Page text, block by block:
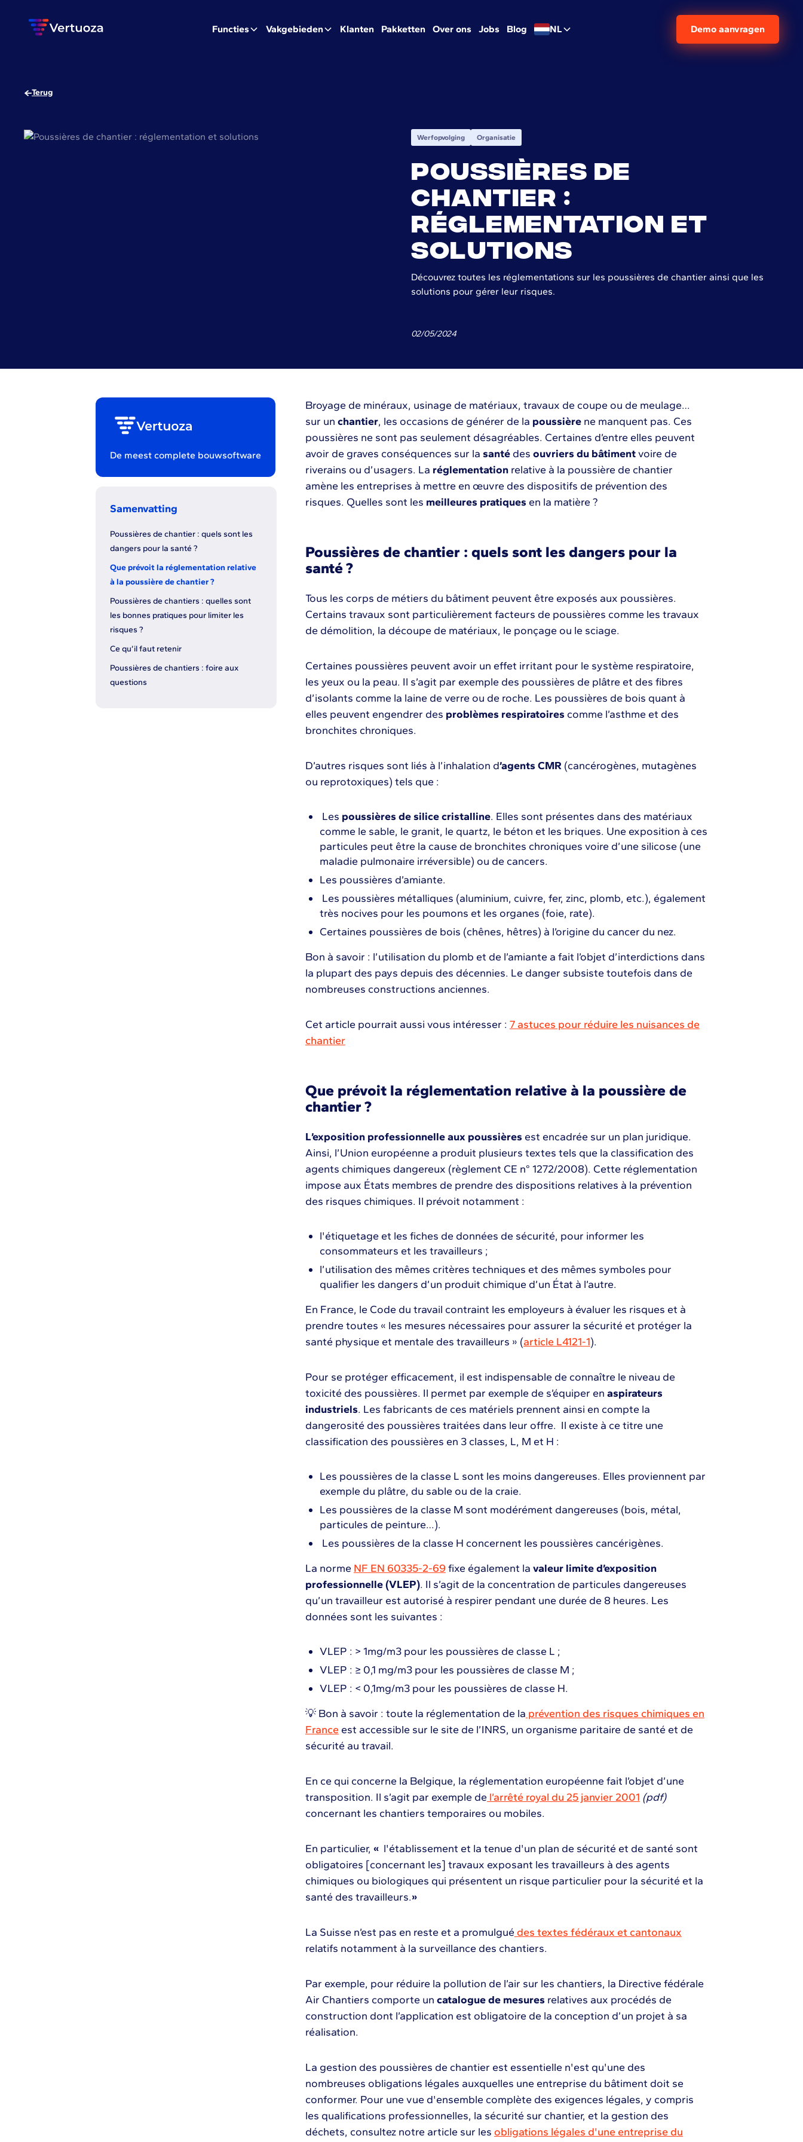
Functies Vakgebieden Klanten Pakketten Over ons Jobs Blog NL Demo aanvragen
Terug
Werfopvolging Organisatie
Poussières de
chantier :
réglementation et
solutions
Découvrez toutes les réglementations sur les poussières de chantier ainsi que les
solutions pour gérer leur risques.
02/05/2024
De meest complete bouwsoftware
Samenvatting
Poussières de chantier : quels sont les
dangers pour la santé ?
Que prévoit la réglementation relative
à la poussière de chantier ?
Poussières de chantiers : quelles sont
les bonnes pratiques pour limiter les
risques ?
Ce qu’il faut retenir
Poussières de chantiers : foire aux
questions
Broyage de minéraux, usinage de matériaux, travaux de coupe ou de meulage…
sur un chantier, les occasions de générer de la poussièrene manquent pas. Ces
poussières ne sont pas seulement désagréables. Certaines d’entre elles peuvent
avoir de graves conséquences sur la santé des ouvriers du bâtimentvoire de
riverains ou d’usagers. La réglementationrelative à la poussière de chantier
amène les entreprises à mettre en œuvre des dispositifs de prévention des
risques. Quelles sont les meilleures pratiques en la matière ?
Poussières de chantier : quels sont les dangers pour la
santé ?
Tous les corps de métiers du bâtiment peuvent être exposés aux poussières.
Certains travaux sont particulièrement facteurs de poussières comme les travaux
de démolition, la découpe de matériaux, le ponçage ou le sciage.
Certaines poussières peuvent avoir un effet irritant pour le système respiratoire,
les yeux ou la peau. Il s’agit par exemple des poussières de plâtre et des fibres
d’isolants comme la laine de verre ou de roche. Les poussières de bois quant à
elles peuvent engendrer des problèmes respiratoires comme l’asthme et des
bronchites chroniques.
D’autres risques sont liés à l’inhalation d’agents CMR(cancérogènes, mutagènes
ou reprotoxiques) tels que :
Les poussières de silice cristalline. Elles sont présentes dans des matériaux
comme le sable, le granit, le quartz, le béton et les briques. Une exposition à ces
particules peut être la cause de bronchites chroniques voire d’une silicose (une
maladie pulmonaire irréversible) ou de cancers.
Les poussières d’amiante.
Les poussières métalliques (aluminium, cuivre, fer, zinc, plomb, etc.), également
très nocives pour les poumons et les organes (foie, rate).
Certaines poussières de bois (chênes, hêtres) à l’origine du cancer du nez.
Bon à savoir : l’utilisation du plomb et de l’amiante a fait l’objet d’interdictions dans
la plupart des pays depuis des décennies. Le danger subsiste toutefois dans de
nombreuses constructions anciennes.
Cet article pourrait aussi vous intéresser : 7 astuces pour réduire les nuisances de
chantier
Que prévoit la réglementation relative à la poussière de
chantier ?
L’exposition professionnelle aux poussières est encadrée sur un plan juridique.
Ainsi, l’Union européenne a produit plusieurs textes tels que la classification des
agents chimiques dangereux (règlement CE n° 1272/2008). Cette réglementation
impose aux États membres de prendre des dispositions relatives à la prévention
des risques chimiques. Il prévoit notamment :
l'étiquetage et les fiches de données de sécurité, pour informer les
consommateurs et les travailleurs ;
l’utilisation des mêmes critères techniques et des mêmes symboles pour
qualifier les dangers d’un produit chimique d’un État à l’autre.
En France, le Code du travail contraint les employeurs à évaluer les risques et à
prendre toutes « les mesures nécessaires pour assurer la sécurité et protéger la
santé physique et mentale des travailleurs » (article L4121-1).
Pour se protéger efficacement, il est indispensable de connaître le niveau de
toxicité des poussières. Il permet par exemple de s’équiper en aspirateurs
industriels. Les fabricants de ces matériels prennent ainsi en compte la
dangerosité des poussières traitées dans leur offre. Il existe à ce titre une
classification des poussières en 3 classes, L, M et H :
Les poussières de la classe L sont les moins dangereuses. Elles proviennent par
exemple du plâtre, du sable ou de la craie.
Les poussières de la classe M sont modérément dangereuses (bois, métal,
particules de peinture…).
Les poussières de la classe H concernent les poussières cancérigènes.
La norme NF EN 60335-2-69fixe également la valeur limite d’exposition
professionnelle (VLEP). Il s’agit de la concentration de particules dangereuses
qu’un travailleur est autorisé à respirer pendant une durée de 8 heures. Les
données sont les suivantes :
VLEP : > 1mg/m3 pour les poussières de classe L ;
VLEP : ≥ 0,1 mg/m3 pour les poussières de classe M ;
VLEP : < 0,1mg/m3 pour les poussières de classe H.
💡 Bon à savoir : toute la réglementation de la prévention des risques chimiques en
Franceest accessible sur le site de l’INRS, un organisme paritaire de santé et de
sécurité au travail.
En ce qui concerne la Belgique, la réglementation européenne fait l’objet d’une
transposition. Il s’agit par exemple de l’arrêté royal du 25 janvier 2001 (pdf)
concernant les chantiers temporaires ou mobiles.
En particulier, « l'établissement et la tenue d'un plan de sécurité et de santé sont
obligatoires [concernant les] travaux exposant les travailleurs à des agents
chimiques ou biologiques qui présentent un risque particulier pour la sécurité et la
santé des travailleurs.»
La Suisse n’est pas en reste et a promulgué des textes fédéraux et cantonaux
relatifs notamment à la surveillance des chantiers.
Par exemple, pour réduire la pollution de l’air sur les chantiers, la Directive fédérale
Air Chantiers comporte un catalogue de mesures relatives aux procédés de
construction dont l’application est obligatoire de la conception d’un projet à sa
réalisation.
La gestion des poussières de chantier est essentielle n'est qu'une des
nombreuses obligations légales auxquelles une entreprise du bâtiment doit se
conformer. Pour une vue d'ensemble complète des exigences légales, y compris
les qualifications professionnelles, la sécurité sur chantier, et la gestion des
déchets, consultez notre article sur les obligations légales d'une entreprise du